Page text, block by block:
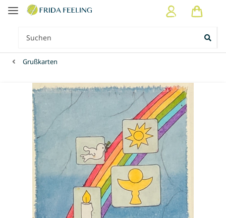
Grußkarten